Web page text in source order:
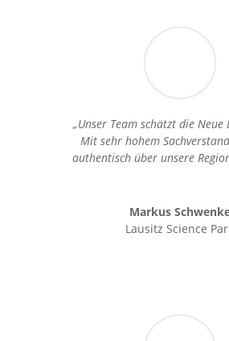
„Unser Team schätzt die Neue
Mit sehr hohem
authentisch über unsere
Markus
Lausitz Science